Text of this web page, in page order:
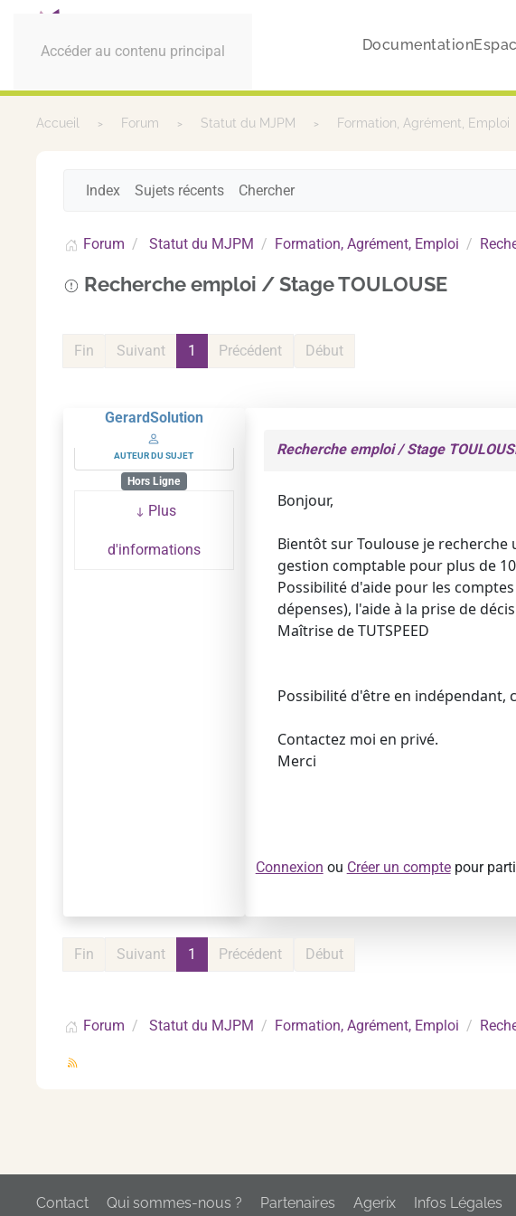
Accéder au contenu principal Documentation
Accueil Forum Statut du MJPM Formation, Agrément, Emploi
Index Sujets récents Chercher
Forum Statut du MJPM Formation, Agrément, Emploi
Recherche emploi / Stage TOULOUSE
Début
Précédent
1
Suivant
Fin
GerardSolution
AUTEUR DU SUJET
Hors Ligne
Plus
d'informations
Recherche emploi / Stage
Bonjour,
Bientôt sur Toulouse je recherche
gestion comptable pour plus de
Possibilité d'aide pour les
dépenses), l'aide à la prise de
Maîtrise de TUTSPEED
Possibilité d'être en indépendant,
Contactez moi en privé.
Merci
Connexion ou Créer un comptepour
Début
Précédent
1
Suivant
Fin
Forum Statut du MJPM Formation, Agrément, Emploi
Contact Qui sommes-nous ? Partenaires Agerix Infos Légales